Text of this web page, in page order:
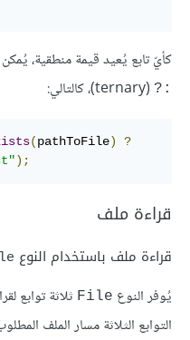
كأيّ تابع يُعيد قيمة منطقية،
:? (ternary)، كالتالي:
(pathToFile)
?
);
قراءة ملف
قراءة ملف باستخدام النوع
يُوفر النوع File ثلاثة توابع
التوابع الثلاثة مسار الملف